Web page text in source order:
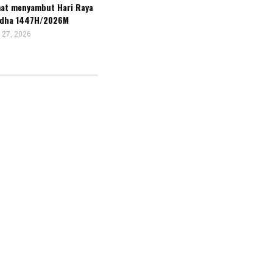
menyambut Hari Raya
1447H/2026M
27, 2026